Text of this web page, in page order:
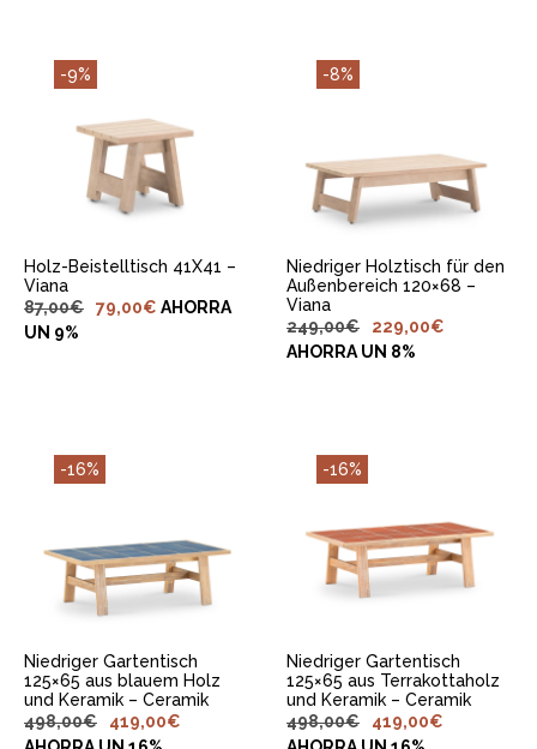
-9%
IN DEN
WARENKORB
LEGEN
Holz-Beistelltisch 41X41 –
Viana
87,00€ 79,00€ AHORRA
UN 9%
-8%
LEGEN
Niedriger Holztisch für den
Außenbereich 120×68 –
Viana
249,00€ 229,00€
AHORRA UN 8%
-16%
LEGEN
Niedriger Gartentisch
125×65 aus blauem Holz
und Keramik – Ceramik
498,00€ 419,00€
-16%
WARENKORB
LEGEN
Niedriger Gartentisch
125×65 aus Terrakottaholz
und Keramik – Ceramik
498,00€ 419,00€